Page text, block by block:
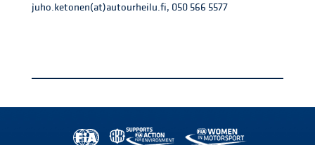
juho.ketonen(at)autourheilu.fi, 050 566 5577